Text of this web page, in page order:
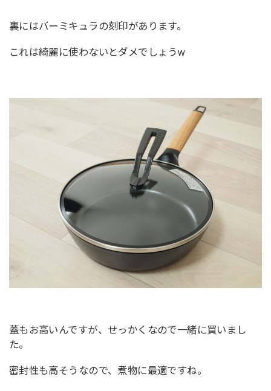
裏にはバーミキュラの刻印があります。
これは綺麗に使わないとダメでしょうw
蓋もお高いんですが、せっかくなので一緒に買いまし
た。
密封性も高そうなので、煮物に最適ですね。